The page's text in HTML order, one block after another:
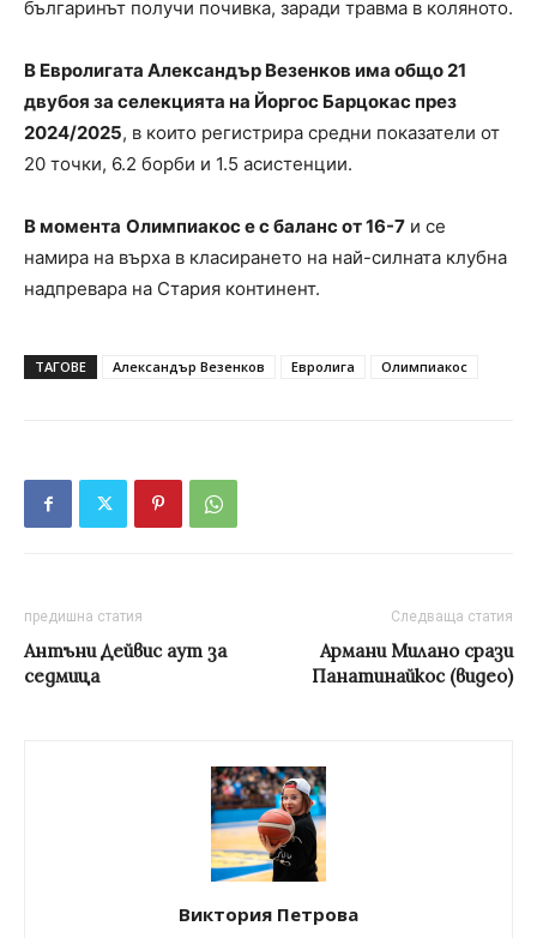
българинът получи почивка, заради травма в коляното.
В Евролигата Александър Везенков има общо 21
двубоя за селекцията на Йоргос Барцокас през
2024/2025, в които регистрира средни показатели от
20 точки, 6.2 борби и 1.5 асистенции.
В момента Олимпиакос е с баланс от 16-7 и се
намира на върха в класирането на най-силната клубна
надпревара на Стария континент.
ТАГОВЕ Александър Везенков Евролига Олимпиакос
предишна статия
Антъни Дейвис аут за
седмица
Следваща статия
Армани Милано срази
Панатинайкос (видео)
Виктория Петрова